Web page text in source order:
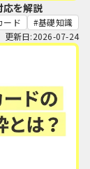
応を解説
ード
基礎知識
更新日:2026-07-24